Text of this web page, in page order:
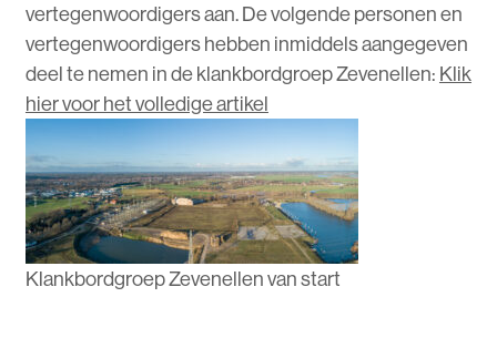
vertegenwoordigers aan. De volgende personen en
vertegenwoordigers hebben inmiddels aangegeven
deel te nemen in de klankbordgroep Zevenellen: Klik
hier voor het volledige artikel
Klankbordgroep Zevenellen van start